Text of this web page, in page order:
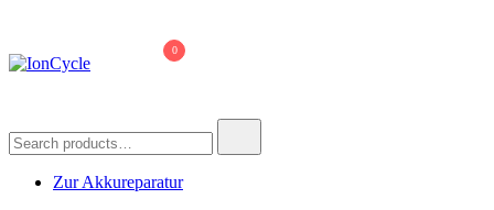
content
Refreshing Zellentausch Umwidmung
0
for:
Zur Akkureparatur